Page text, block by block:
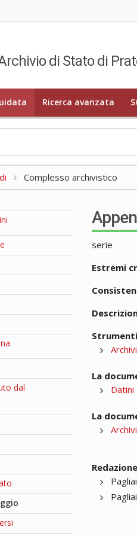
di Stato di
Ricerca avanzata
Complesso archivistico
dal
serie
Estremi
La
Datini
La